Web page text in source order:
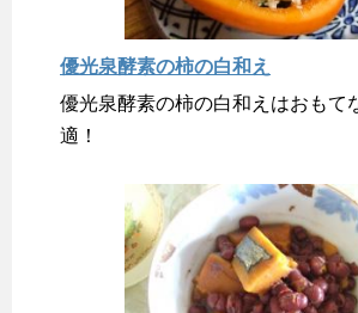
優光泉酵素の柿の白和え
優光泉酵素の柿の白和えはおもて
適！